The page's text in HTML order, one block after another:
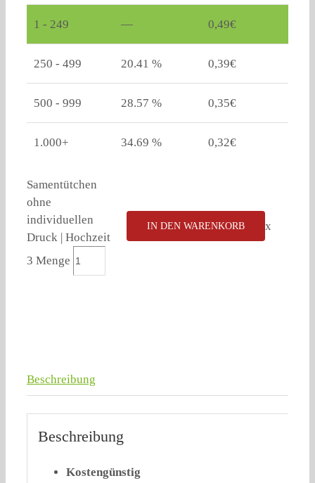
1 - 249 — 0,49€
250 - 499 20.41 % 0,39€
500 - 999 28.57 % 0,35€
1.000+ 34.69 % 0,32€
Samentütchen
ohne
individuellen
Druck | Hochzeit
3 Menge
IN DEN WARENKORB x
Beschreibung
Beschreibung
Kostengünstig